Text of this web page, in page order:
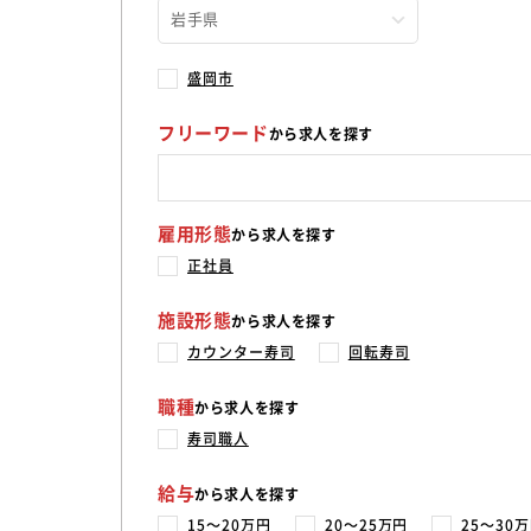
盛岡市
フリーワードから求人を探す
雇用形態から求人を探す
正社員
施設形態から求人を探す
カウンター寿司 回転寿司
職種から求人を探す
寿司職人
給与から求人を探す
15〜20万円 20〜25万円 25〜30万